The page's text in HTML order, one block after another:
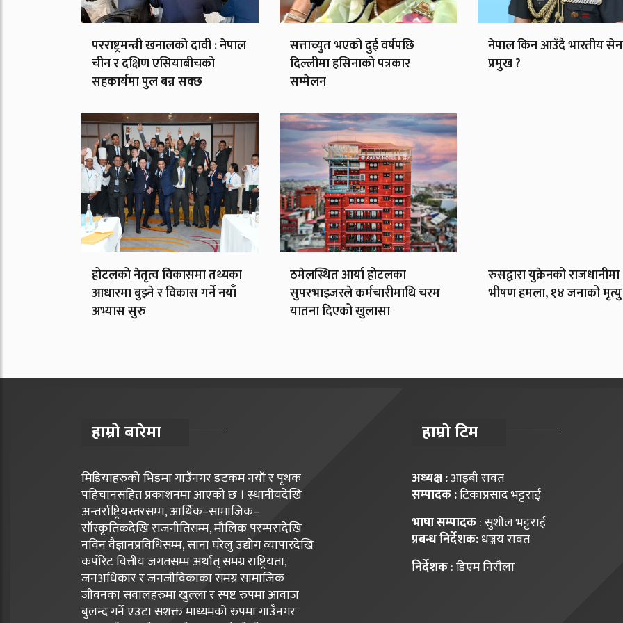
परराष्ट्रमन्त्री खनालको दावी : नेपाल
चीन र दक्षिण एसियाबीचको
सहकार्यमा पुल बन्न सक्छ
सत्ताच्युत भएको दुई वर्षपछि
दिल्लीमा हसिनाको पत्रकार
सम्मेलन
नेपाल किन आउँदै भारतीय
प्रमुख ?
होटलको नेतृत्व विकासमा तथ्यका
आधारमा बुझ्ने र विकास गर्ने नयाँ
अभ्यास सुरु
ठमेलस्थित आर्या होटलका
सुपरभाइजरले कर्मचारीमाथि चरम
यातना दिएको खुलासा
रुसद्वारा युक्रेनको राजधानीमा
भीषण हमला, १४ जनाको मृत्यु
हाम्रो बारेमा
मिडियाहरुको भिडमा गाउँनगर डटकम नयाँ र पृथक
पहिचानसहित प्रकाशनमा आएको छ । स्थानीयदेखि
अन्तर्राष्ट्रियस्तरसम्म, आर्थिक–सामाजिक–
साँस्कृतिकदेखि राजनीतिसम्म, मौलिक परम्परादेखि
नविन वैज्ञानप्रविधिसम्म, साना घरेलु उद्योग व्यापारदेखि
कर्पोरेट वित्तीय जगतसम्म अर्थात् समग्र राष्ट्रियता,
जनअधिकार र जनजीविकाका समग्र सामाजिक
जीवनका सवालहरुमा खुल्ला र स्पष्ट रुपमा आवाज
बुलन्द गर्ने एउटा सशक्त माध्यमको रुपमा गाउँनगर
हाम्राे टिम
अध्यक्ष :आइबी रावत
सम्पादक :टिकाप्रसाद भट्टराई
भाषा सम्पादक: सुशील भट्टराई
प्रबन्ध निर्देशक:धञ्जय रावत
निर्देशक: डिएम निराैला